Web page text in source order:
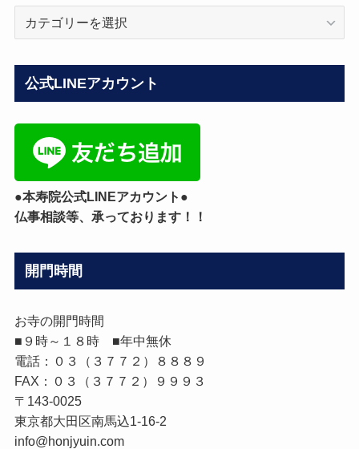
公式LINEアカウント
●本寿院公式LINEアカウント●
仏事相談等、承っております！！
開門時間
お寺の開門時間
■９時～１８時 ■年中無休
電話：０３（３７７２）８８８９
FAX：０３（３７７２）９９９３
〒143-0025
東京都大田区南馬込1-16-2
info@honjyuin.com